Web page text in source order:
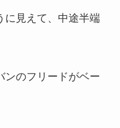
に見えて、中途半端
ンのフリードがベー